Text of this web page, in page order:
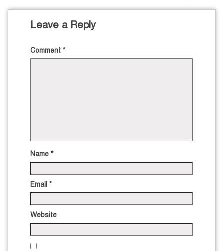
Leave a Reply
Comment *
Name *
Email *
Website